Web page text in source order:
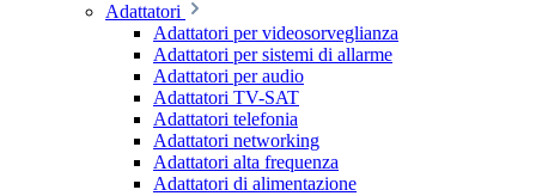
Adattatori
Adattatori per videosorveglianza
Adattatori per sistemi di allarme
Adattatori per audio
Adattatori TV-SAT
Adattatori telefonia
Adattatori networking
Adattatori alta frequenza
Adattatori di alimentazione